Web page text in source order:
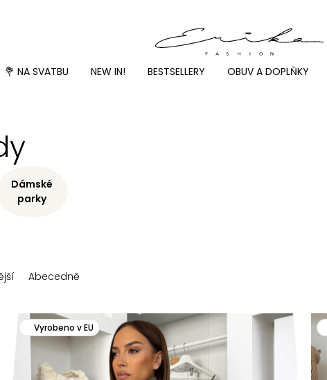
💐 NA SVATBU NEW IN! BESTSELLERY OBUV A DOPLŇKY
Dámské
parky
Abecedně
Vyrobeno v EU